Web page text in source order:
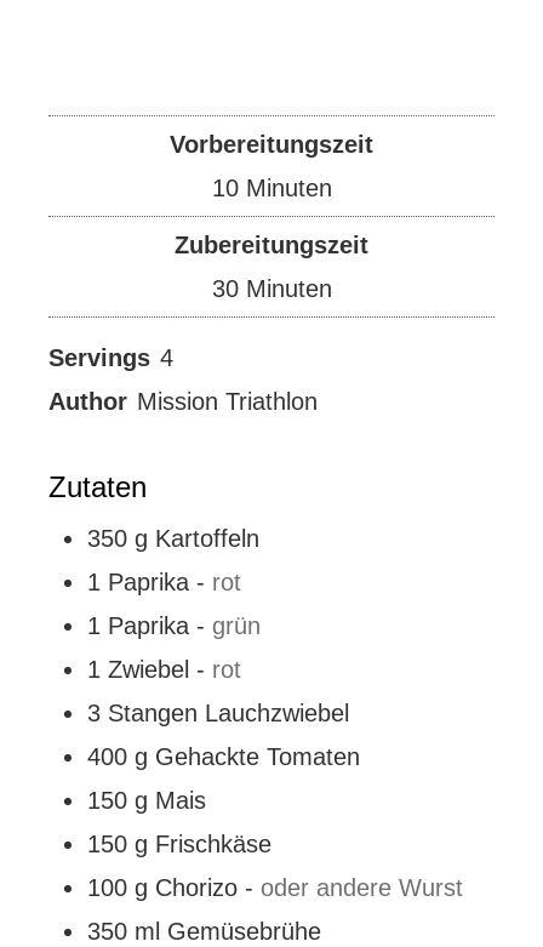
Vorbereitungszeit
10Minuten
Minuten
Zubereitungszeit
30Minuten
Minuten
Servings 4
Author Mission Triathlon
Zutaten
350 g Kartoffeln
1 Paprika - rot
1 Paprika - grün
1 Zwiebel - rot
3 Stangen Lauchzwiebel
400 g Gehackte Tomaten
150 g Mais
150 g Frischkäse
100 g Chorizo - oder andere Wurst
350 ml Gemüsebrühe